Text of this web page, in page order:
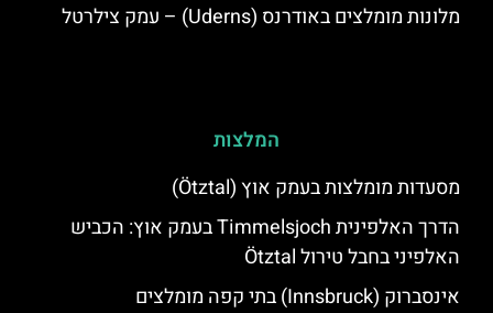
מלונות מומלצים באודרנס (Uderns) – עמק צילרטל
המלצות
מסעדות מומלצות בעמק אוץ (Ötztal)
הדרך האלפינית Timmelsjoch בעמק אוץ: הכביש
האלפיני בחבל טירול Ötztal
אינסברוק (Innsbruck) בתי קפה מומלצים